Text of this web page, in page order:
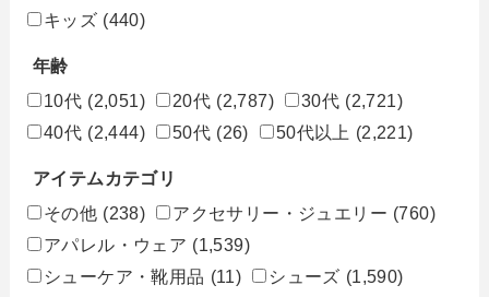
キッズ (440)
年齢
10代 (2,051) 20代 (2,787) 30代 (2,721)
40代 (2,444) 50代 (26) 50代以上 (2,221)
アイテムカテゴリ
その他 (238) アクセサリー・ジュエリー (760)
アパレル・ウェア (1,539)
シューケア・靴用品 (11) シューズ (1,590)